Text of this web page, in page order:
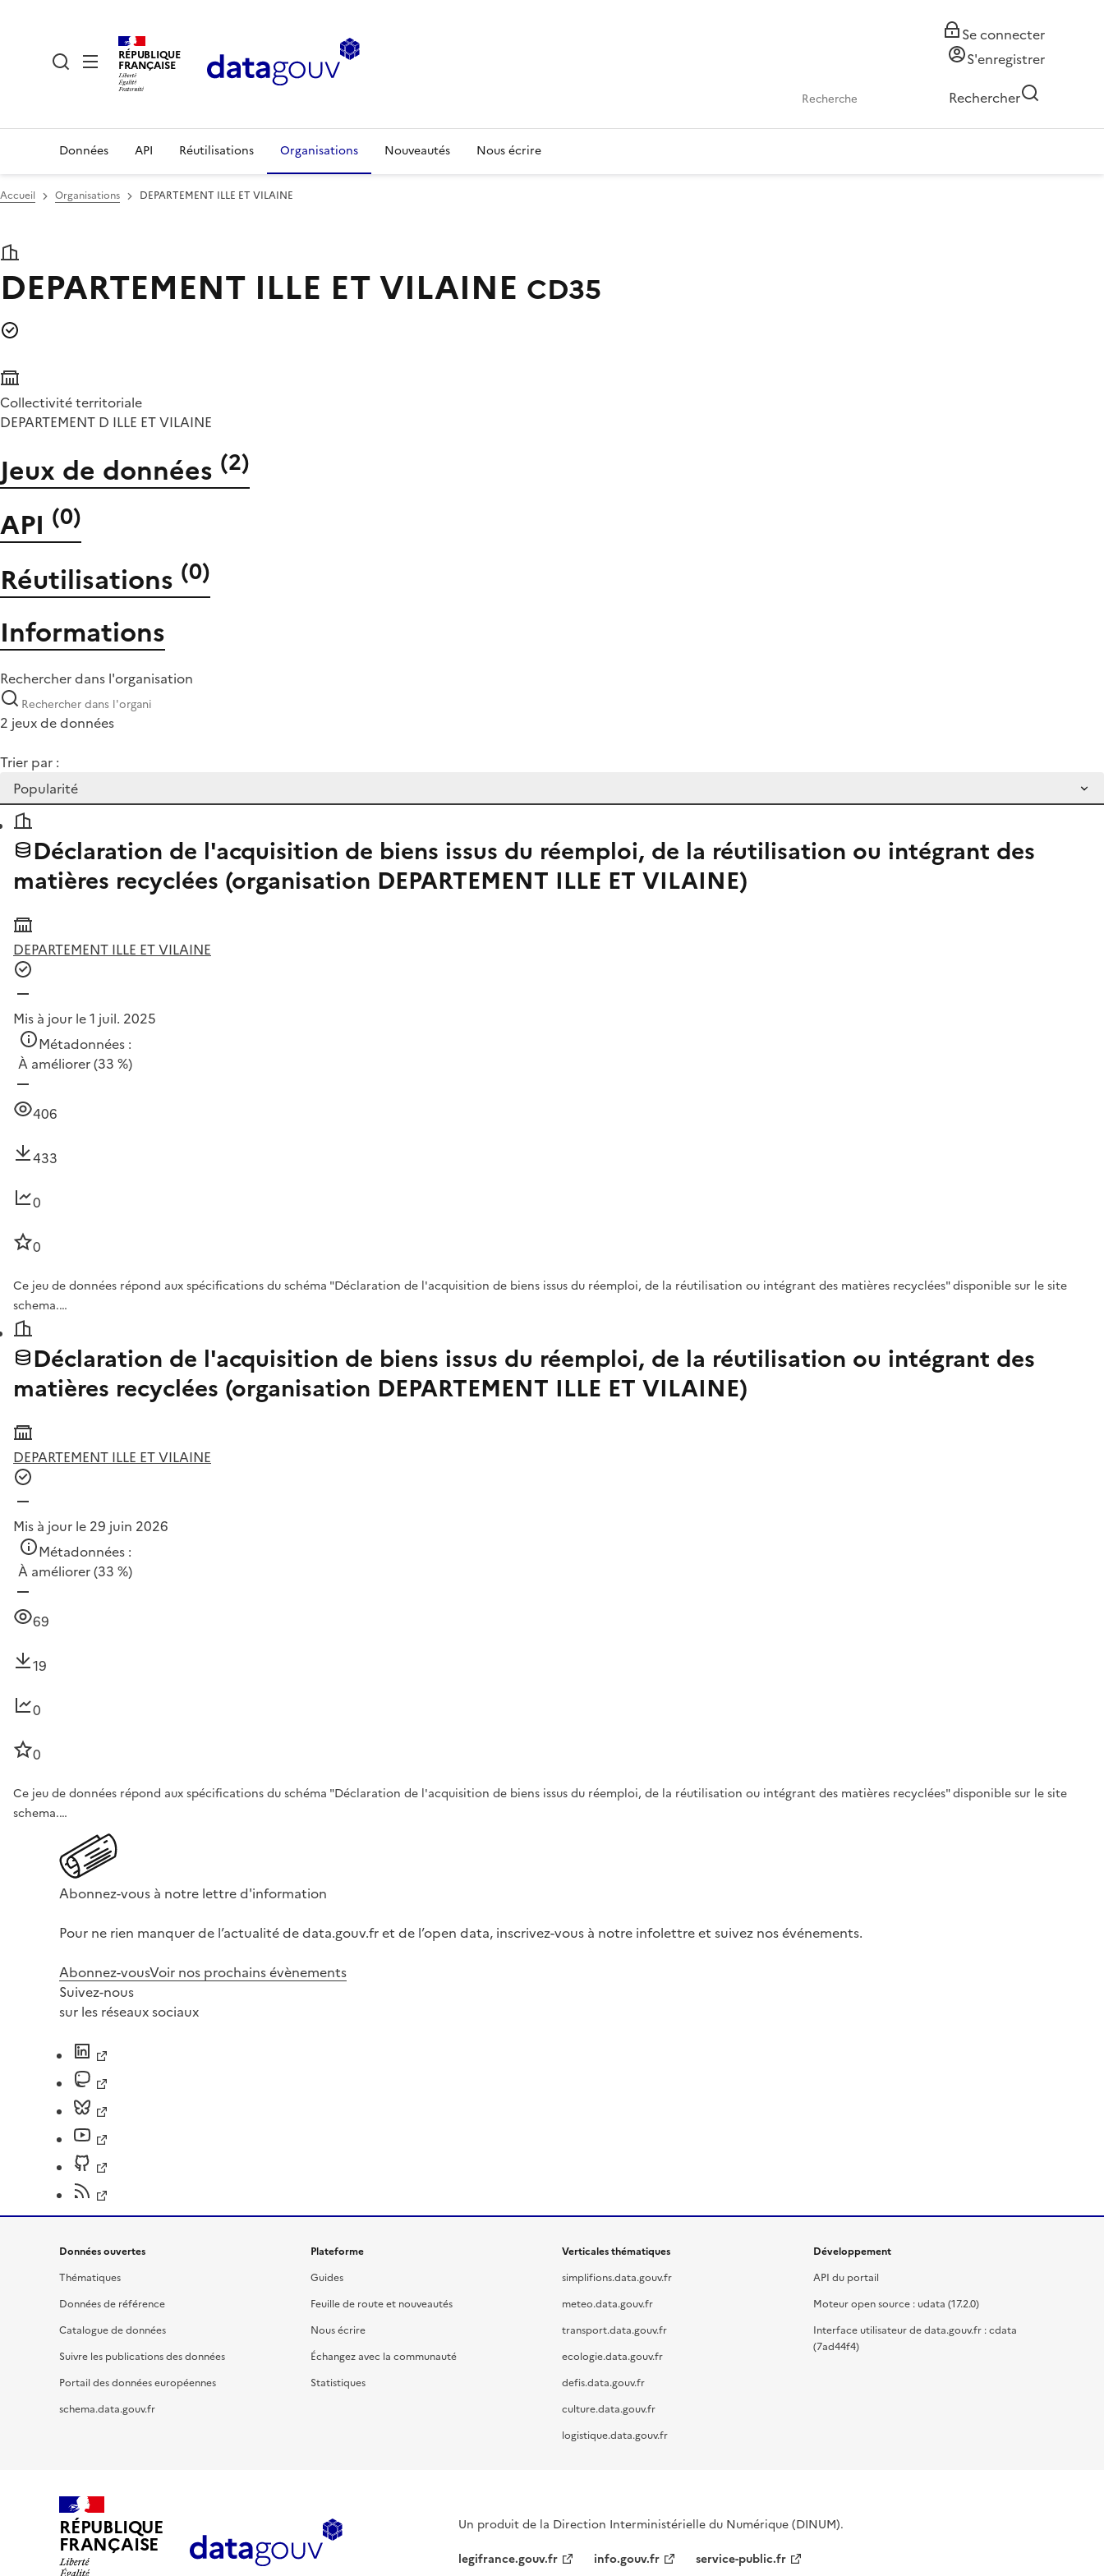
RÉPUBLIQUE
FRANÇAISE
Se connecter
S'enregistrer
Rechercher
Données API Réutilisations Organisations Nouveautés Nous écrire
Accueil Organisations DEPARTEMENT ILLE ET VILAINE
DEPARTEMENT ILLE ET VILAINE CD35
Collectivité territoriale
DEPARTEMENT D ILLE ET VILAINE
Jeux de données (2)
API (0)
Réutilisations (0)
Informations
Rechercher dans l'organisation
2 jeux de données
Trier par :
Déclaration de l'acquisition de biens issus du réemploi, de la réutilisation ou intégrant des
matières recyclées (organisation DEPARTEMENT ILLE ET VILAINE)
DEPARTEMENT ILLE ET VILAINE
Mis à jour le 1 juil. 2025
Métadonnées :
À améliorer(33 %)
406
433
0
0
Ce jeu de données répond aux spécifications du schéma "Déclaration de l'acquisition de biens issus du réemploi, de la réutilisation ou intégrant des matières recyclées" disponible sur le site
schema.…
Déclaration de l'acquisition de biens issus du réemploi, de la réutilisation ou intégrant des
matières recyclées (organisation DEPARTEMENT ILLE ET VILAINE)
DEPARTEMENT ILLE ET VILAINE
Mis à jour le 29 juin 2026
Métadonnées :
À améliorer(33 %)
69
19
0
0
Ce jeu de données répond aux spécifications du schéma "Déclaration de l'acquisition de biens issus du réemploi, de la réutilisation ou intégrant des matières recyclées" disponible sur le site
schema.…
Abonnez-vous à notre lettre d'information
Pour ne rien manquer de l’actualité de data.gouv.fr et de l’open data, inscrivez-vous à notre infolettre et suivez nos événements.
Abonnez-vousVoir nos prochains évènements
Suivez-nous
sur les réseaux sociaux
Données ouvertes
Thématiques
Données de référence
Catalogue de données
Suivre les publications des données
Portail des données européennes
schema.data.gouv.fr
Plateforme
Guides
Feuille de route et nouveautés
Nous écrire
Échangez avec la communauté
Statistiques
Verticales thématiques
simplifions.data.gouv.fr
meteo.data.gouv.fr
transport.data.gouv.fr
ecologie.data.gouv.fr
defis.data.gouv.fr
culture.data.gouv.fr
logistique.data.gouv.fr
Développement
API du portail
Moteur open source : udata (17.2.0)
Interface utilisateur de data.gouv.fr : cdata
(7ad44f4)
RÉPUBLIQUE
FRANÇAISE
Un produit de la Direction Interministérielle du Numérique (DINUM).
legifrance.gouv.fr
info.gouv.fr service-public.fr